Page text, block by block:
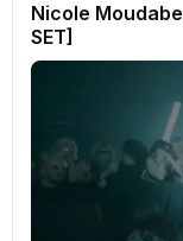
Nicole
SET]